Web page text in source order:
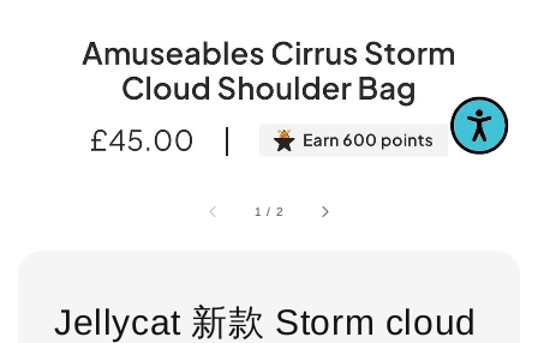
1 / 2
Jellycat 新款 Storm cloud